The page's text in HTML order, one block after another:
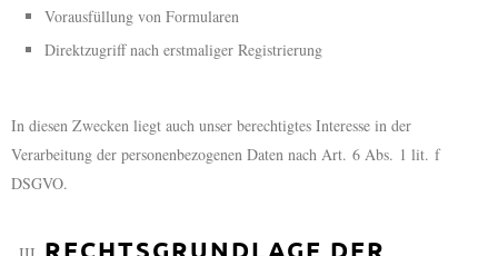
Vorausfüllung von Formularen
Direktzugriff nach erstmaliger Registrierung
In diesen Zwecken liegt auch unser berechtigtes Interesse in der
Verarbeitung der personenbezogenen Daten nach Art. 6 Abs. 1 lit. f
DSGVO.
RECHTSGRUNDLAGE DER